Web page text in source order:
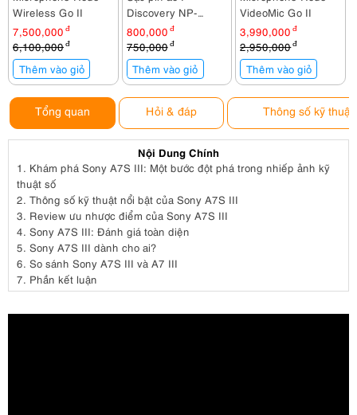
Wireless Go II
7,500,000 đ
6,100,000đ
Thêm vào giỏ
Discovery NP-
FZ100 kèm nguồn
800,000 đ
750,000 đ
Thêm vào giỏ
VideoMic Go II
3,990,000 đ
2,950,000đ
Thêm vào giỏ
Tổng quan Hỏi & đáp Thông số kỹ thuật
Nội Dung Chính
1. Khám phá Sony A7S III: Một bước đột phá trong nhiếp ảnh kỹ
thuật số
2. Thông số kỹ thuật nổi bật của Sony A7S III
3. Review ưu nhược điểm của Sony A7S III
4. Sony A7S III: Đánh giá toàn diện
5. Sony A7S III dành cho ai?
6. So sánh Sony A7S III và A7 III
7. Phần kết luận